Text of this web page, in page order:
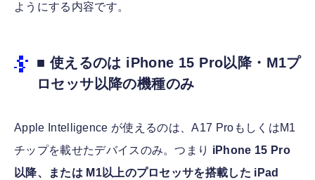
ようにする内容です。
■ 使えるのは iPhone 15 Pro以降・M1プ
ロセッサ以降の機種のみ
Apple Intelligence が使えるのは、A17 ProもしくはM1
チップを載せたデバイスのみ。つまり iPhone 15 Pro
以降、または M1以上のプロセッサを搭載した iPad